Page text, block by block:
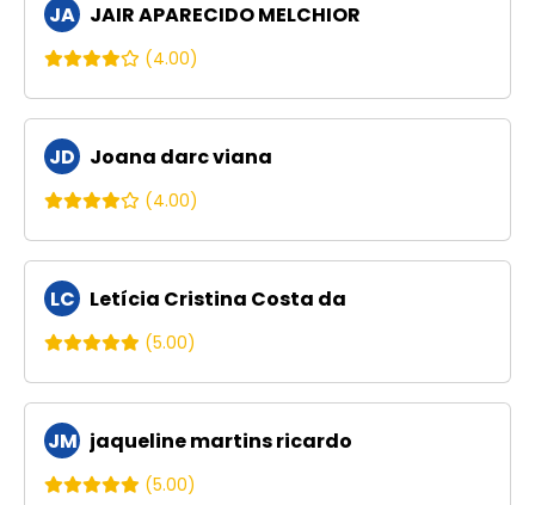
JA JAIR APARECIDO MELCHIOR
(4.00)
JD Joana darc viana
(4.00)
LC Letícia Cristina Costa da
(5.00)
JM jaqueline martins ricardo
(5.00)